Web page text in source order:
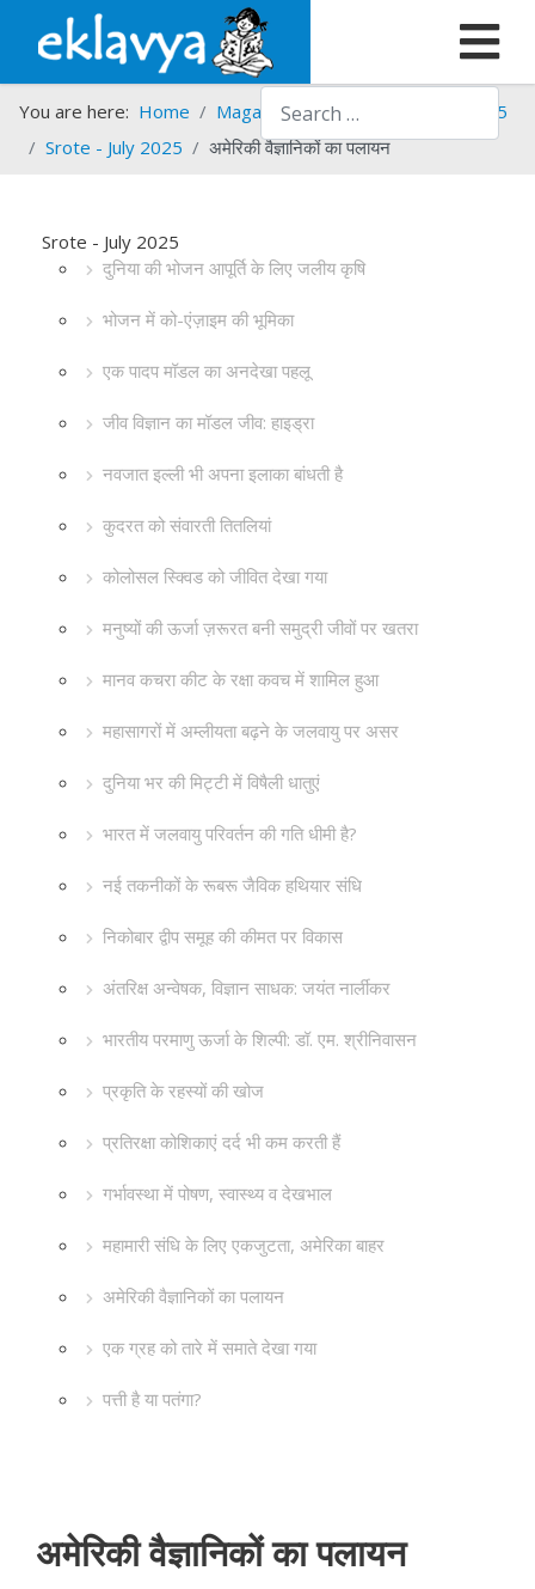
Search
You are here: Home Magazines Srote
Srote - 2025
Srote - July 2025
अमेरिकी वैज्ञानिकों का पलायन
Srote - July 2025
दुनिया की भोजन आपूर्ति के लिए जलीय कृषि
भोजन में को-एंज़ाइम की भूमिका
एक पादप मॉडल का अनदेखा पहलू
जीव विज्ञान का मॉडल जीव: हाइड्रा
नवजात इल्ली भी अपना इलाका बांधती है
कुदरत को संवारती तितलियां
कोलोसल स्क्विड को जीवित देखा गया
मनुष्यों की ऊर्जा ज़रूरत बनी समुद्री जीवों पर खतरा
मानव कचरा कीट के रक्षा कवच में शामिल हुआ
महासागरों में अम्लीयता बढ़ने के जलवायु पर असर
दुनिया भर की मिट्टी में विषैली धातुएं
भारत में जलवायु परिवर्तन की गति धीमी है?
नई तकनीकों के रूबरू जैविक हथियार संधि
निकोबार द्वीप समूह की कीमत पर विकास
अंतरिक्ष अन्वेषक, विज्ञान साधक: जयंत नार्लीकर
भारतीय परमाणु ऊर्जा के शिल्पी: डॉ. एम. श्रीनिवासन
प्रकृति के रहस्यों की खोज
प्रतिरक्षा कोशिकाएं दर्द भी कम करती हैं
गर्भावस्था में पोषण, स्वास्थ्य व देखभाल
महामारी संधि के लिए एकजुटता, अमेरिका बाहर
अमेरिकी वैज्ञानिकों का पलायन
एक ग्रह को तारे में समाते देखा गया
पत्ती है या पतंगा?
अमेरिकी वैज्ञानिकों का पलायन